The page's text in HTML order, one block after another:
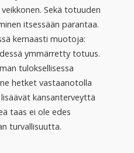
Sekä totuuden
itsessään parantaa.
kernaasti muotoja:
ymmärretty totuus.
tuloksellisessa
hetket vastaanotolla
kansanterveyttä
taas ei ole edes
turvallisuutta.